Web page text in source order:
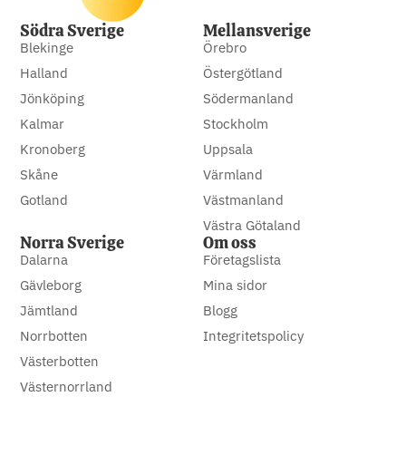
Södra Sverige
Blekinge
Halland
Jönköping
Kalmar
Kronoberg
Skåne
Gotland
Mellansverige
Örebro
Östergötland
Södermanland
Stockholm
Uppsala
Värmland
Västmanland
Västra Götaland
Norra Sverige
Dalarna
Gävleborg
Jämtland
Norrbotten
Västerbotten
Västernorrland
Om oss
Företagslista
Mina sidor
Blogg
Integritetspolicy